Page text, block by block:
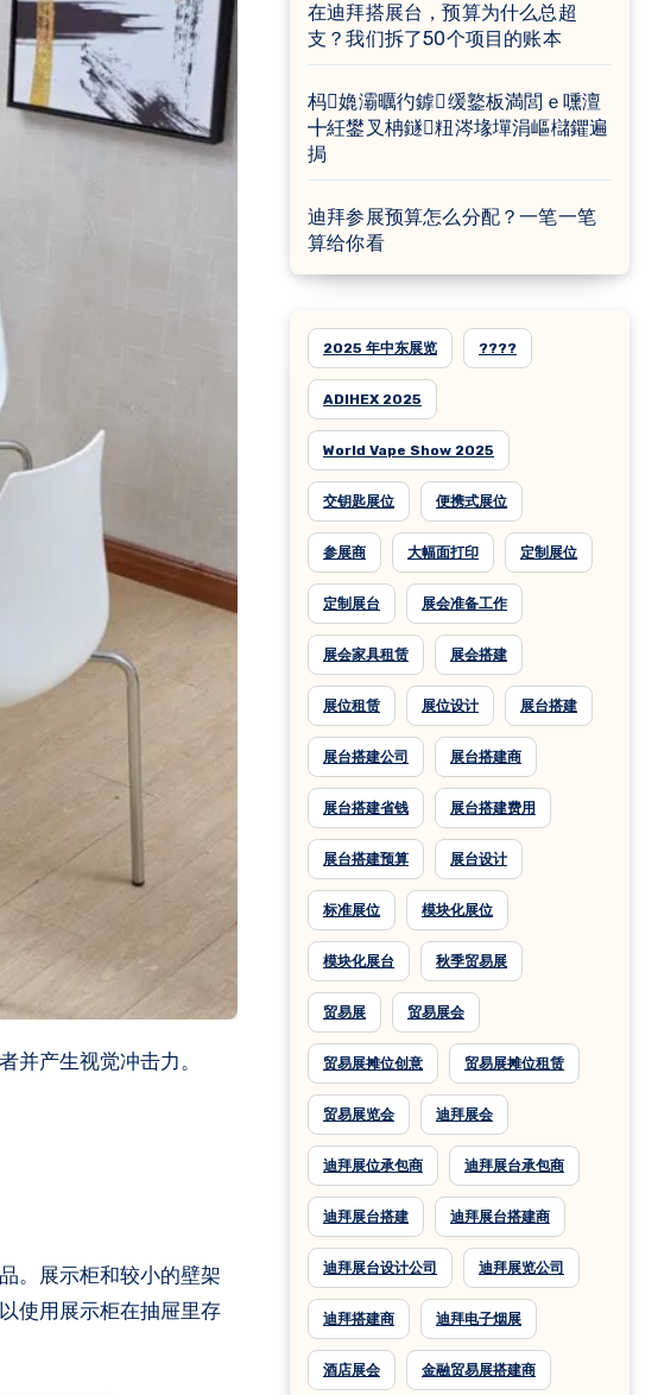
并产生视觉冲击力。
。展示柜和较小的壁架
使用展示柜在抽屉里存
在迪拜搭展台，预算为什么总超
支？我们拆了50个项目的账本
杩嫓灞曞彴鎼缓鐜板満閭ｅ嚑澶
╋紝鐢叉柟鐩粈涔堟墠涓嶇櫧鑺遍
挶
迪拜参展预算怎么分配？一笔一笔
算给你看
2025 年中东展览 ????
ADIHEX 2025
World Vape Show 2025
交钥匙展位 便携式展位
参展商 大幅面打印 定制展位
定制展台 展会准备工作
展会家具租赁 展会搭建
展位租赁 展位设计 展台搭建
展台搭建公司 展台搭建商
展台搭建省钱 展台搭建费用
展台搭建预算 展台设计
标准展位 模块化展位
模块化展台 秋季贸易展
贸易展 贸易展会
贸易展摊位创意 贸易展摊位租赁
贸易展览会 迪拜展会
迪拜展位承包商 迪拜展台承包商
迪拜展台搭建 迪拜展台搭建商
迪拜展台设计公司 迪拜展览公司
迪拜搭建商 迪拜电子烟展
酒店展会 金融贸易展搭建商